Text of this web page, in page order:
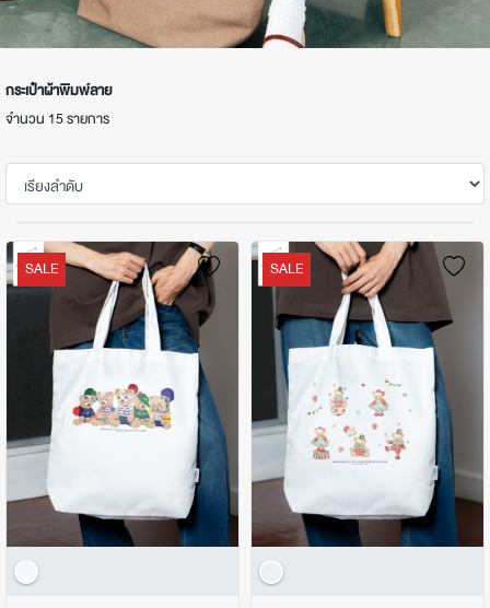
กระเป๋าผ้าพิมพ์ลาย
จำนวน 15 รายการ
SALE SALE